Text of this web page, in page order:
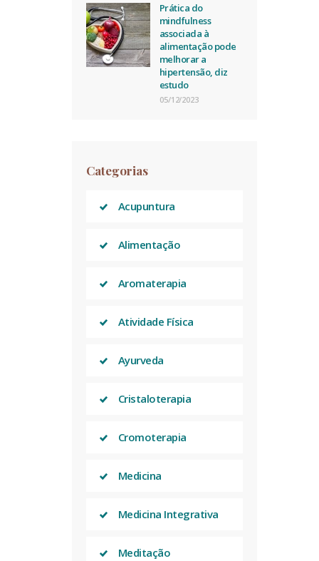
Prática do
mindfulness
associada à
alimentação pode
melhorar a
hipertensão, diz
estudo
05/12/2023
Categorias
Acupuntura
Alimentação
Aromaterapia
Atividade Física
Ayurveda
Cristaloterapia
Cromoterapia
Medicina
Medicina Integrativa
Meditação